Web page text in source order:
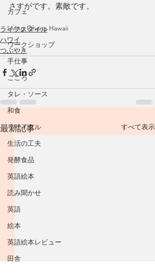
カフェ
Living Ohana Hawaii
ワークショップ
手仕事
こころ
タレ・ソース
和食
リサイクル
生活の工夫
発酵食品
英語絵本
読み聞かせ
英語
絵本
英語絵本レビュー
田舎
さすがです。素敵です。
ライフスタイル
ハワイ
つぶやき
最新記事 すべて表示